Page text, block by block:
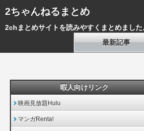
2ちゃんねるまとめ
2chまとめサイトを読みやすくまとめまし
最新記事
暇人向けリンク
映画見放題Hulu
マンガRenta!